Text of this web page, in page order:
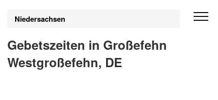
Niedersachsen
Gebetszeiten in Großefehn
Westgroßefehn, DE